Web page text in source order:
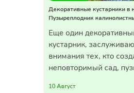
Декоративные кустарники в
Пузыреплодник
Еще один
кустарник,
внимания тех, кто
неповторимый сад,
10 Август